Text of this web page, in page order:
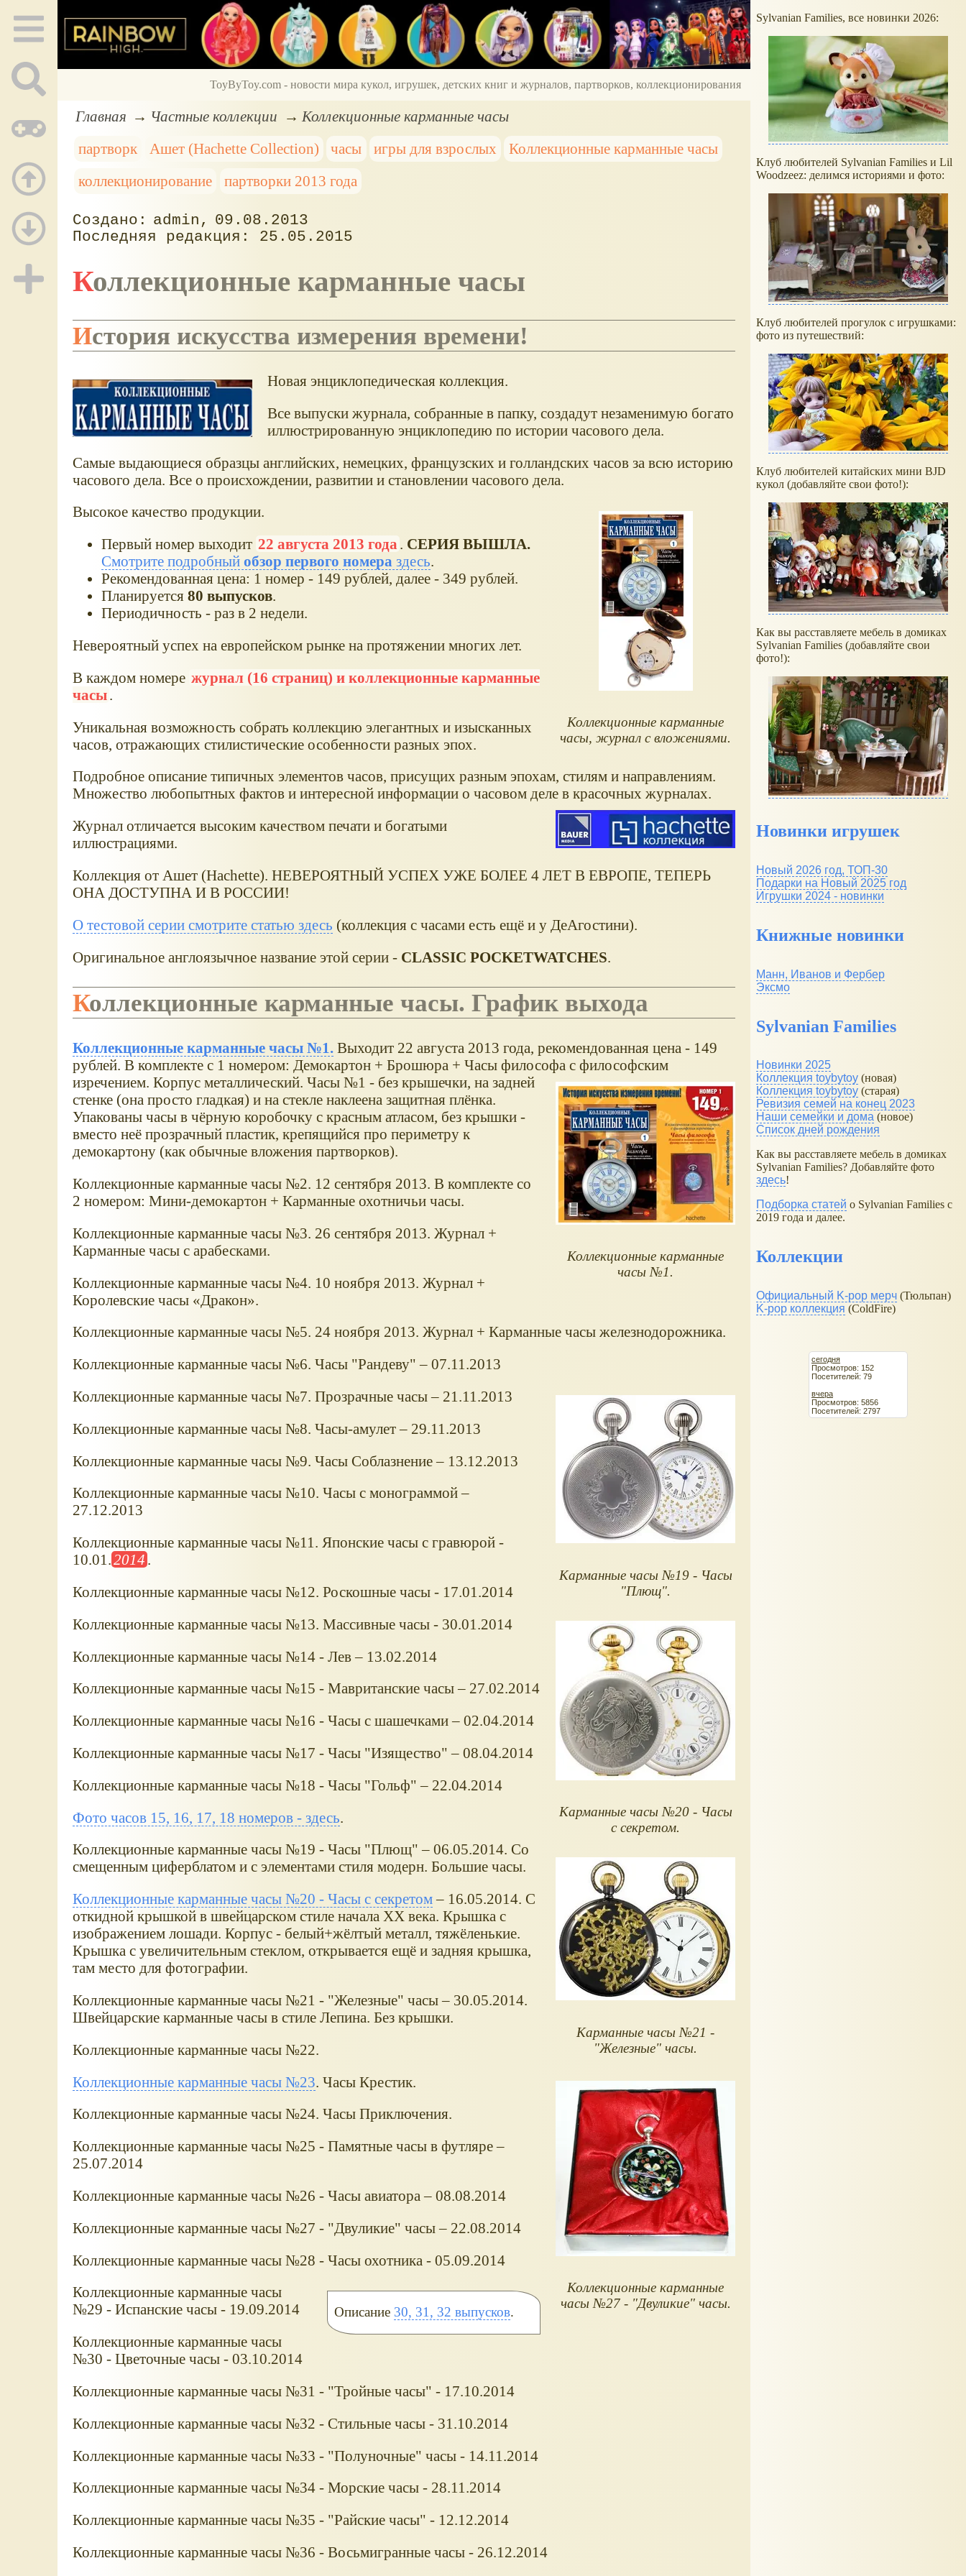
ToyByToy.com - новости мира кукол, игрушек, детских книг и журналов, партворков, коллекционирования
Главная Частные коллекции
Коллекционные карманные часы
партворк
Ашет (Hachette Collection) часы игры для взрослых
Коллекционные карманные часы
коллекционирование
партворки 2013 года
admin
09.08.2013
25.05.2015
Коллекционные карманные часы
История искусства измерения времени!
Новая энциклопедическая коллекция.
Все выпуски журнала, собранные в папку, создадут незаменимую богато
иллюстрированную энциклопедию по истории часового дела.
Самые выдающиеся образцы английских, немецких, французских и голландских часов за всю историю
часового дела. Все о происхождении, развитии и становлении часового дела.
Высокое качество продукции.
Коллекционные карманные
часы, журнал с вложениями.
Первый номер выходит 22 августа 2013 года . СЕРИЯ ВЫШЛА.
Смотрите подробный обзор первого номера здесь.
Рекомендованная цена: 1 номер - 149 рублей, далее - 349 рублей.
Планируется 80 выпусков.
Периодичность - раз в 2 недели.
Невероятный успех на европейском рынке на протяжении многих лет.
В каждом номере журнал (16 страниц) и коллекционные карманные
часы.
Уникальная возможность собрать коллекцию элегантных и изысканных
часов, отражающих стилистические особенности разных эпох.
Подробное описание типичных элементов часов, присущих разным эпохам, стилям и направлениям.
Множество любопытных фактов и интересной информации о часовом деле в красочных журналах.
Журнал отличается высоким качеством печати и богатыми
иллюстрациями.
Коллекция от Ашет (Hachette). НЕВЕРОЯТНЫЙ УСПЕХ УЖЕ БОЛЕЕ 4 ЛЕТ В ЕВРОПЕ, ТЕПЕРЬ
ОНА ДОСТУПНА И В РОССИИ!
О тестовой серии смотрите статью здесь (коллекция с часами есть ещё и у ДеАгостини).
Оригинальное англоязычное название этой серии - CLASSIC POCKETWATCHES
Коллекционные карманные часы. График выхода
Коллекционные карманные часы №1.Выходит 22 августа 2013 года, рекомендованная цена - 149
рублей. В комплекте с 1 номером: Демокартон + Брошюра + Часы философа с философским
изречением.
Коллекционные карманные
часы №1.
Корпус металлический. Часы №1 - без крышечки, на задней
стенке (она просто гладкая) и на стекле наклеена защитная плёнка.
Упакованы часы в чёрную коробочку с красным атласом, без крышки -
вместо неё прозрачный пластик, крепящийся про периметру к
демокартону (как обычные вложения партворков).
Коллекционные карманные часы №2. 12 сентября 2013. В комплекте со
2 номером: Мини-демокартон + Карманные охотничьи часы.
Коллекционные карманные часы №3. 26 сентября 2013. Журнал +
Карманные часы с арабесками.
Коллекционные карманные часы №4. 10 ноября 2013. Журнал +
Королевские часы
Дракон .
Коллекционные карманные часы №5. 24 ноября 2013. Журнал + Карманные часы железнодорожника.
Коллекционные карманные часы №6. Часы "Рандеву" – 07.11.2013
Коллекционные карманные часы №7. Прозрачные часы – 21.11.2013
Карманные часы №19 - Часы
"Плющ".
Коллекционные карманные часы №8. Часы-амулет – 29.11.2013
Коллекционные карманные часы №9. Часы Соблазнение – 13.12.2013
Коллекционные карманные часы №10. Часы с монограммой –
27.12.2013
Коллекционные карманные часы №11. Японские часы с гравюрой -
10.01.2014.
Коллекционные карманные часы №12. Роскошные часы - 17.01.2014
Карманные часы №20 - Часы
с секретом.
Коллекционные карманные часы №13. Массивные часы - 30.01.2014
Коллекционные карманные часы №14 - Лев – 13.02.2014
Коллекционные карманные часы №15 - Мавританские часы – 27.02.2014
Коллекционные карманные часы №16 - Часы с шашечками – 02.04.2014
Коллекционные карманные часы №17 - Часы "Изящество" – 08.04.2014
Коллекционные карманные часы №18 - Часы "Гольф" – 22.04.2014
Карманные часы №21 -
"Железные" часы.
Фото часов 15, 16, 17, 18 номеров - здесь
Коллекционные карманные часы №19 - Часы "Плющ" – 06.05.2014. Со
смещенным циферблатом и с элементами стиля модерн. Большие часы.
Коллекционные карманные часы №20 - Часы с секретом– 16.05.2014. С
откидной крышкой в швейцарском стиле начала ХХ века. Крышка с
изображением лошади. Корпус - белый+жёлтый металл, тяжёленькие.
Крышка с увеличительным стеклом, открывается ещё и задняя крышка,
там место для фотографии.
Коллекционные карманные часы №21 - "Железные" часы – 30.05.2014.
Швейцарские карманные часы в стиле Лепина. Без крышки.
Коллекционные карманные часы №22.
Коллекционные карманные часы №23 . Часы Крестик.
Коллекционные карманные
часы №27 - "Двуликие" часы.
Коллекционные карманные часы №24. Часы Приключения.
Коллекционные карманные часы №25 - Памятные часы в футляре –
25.07.2014
Коллекционные карманные часы №26 - Часы авиатора – 08.08.2014
Коллекционные карманные часы №27 - "Двуликие" часы – 22.08.2014
Коллекционные карманные часы №28 - Часы охотника - 05.09.2014
Описание 30, 31, 32 выпусков.
Коллекционные карманные часы
№29 - Испанские часы - 19.09.2014
Коллекционные карманные часы
№30 - Цветочные часы - 03.10.2014
Коллекционные карманные часы №31 - "Тройные часы" - 17.10.2014
Коллекционные карманные часы №32 - Стильные часы - 31.10.2014
Коллекционные карманные часы №33 - "Полуночные" часы - 14.11.2014
Коллекционные карманные часы №34 - Морские часы - 28.11.2014
Коллекционные карманные часы №35 - "Райские часы" - 12.12.2014
Коллекционные карманные часы №36 - Восьмигранные часы - 26.12.2014
Sylvanian Families, все новинки 2026:
Клуб любителей Sylvanian Families и Lil
Woodzeez: делимся историями и фото:
Клуб любителей прогулок с игрушками:
фото из путешествий:
Клуб любителей китайских мини BJD
кукол (добавляйте свои фото!):
Как вы расставляете мебель в домиках
Sylvanian Families (добавляйте свои
фото!):
Новинки игрушек
Новый 2026 год, ТОП-30
Подарки на Новый 2025 год
Игрушки 2024 - новинки
Книжные новинки
Манн, Иванов и Фербер
Эксмо
Sylvanian Families
Новинки 2025
Коллекция toybytoy (новая)
Коллекция toybytoy (старая)
Ревизия семей на конец 2023
Наши семейки и дома (новое)
Список дней рождения
Как вы расставляете мебель в домиках
Sylvanian Families? Добавляйте фото
здесь!
Подборка статей о Sylvanian Families с
2019 года и далее.
Коллекции
Официальный K-pop мерч (Тюльпан)
K-pop коллекция (ColdFire)
сегодня
Просмотров: 152
Посетителей: 79
вчера
Просмотров: 5856
Посетителей: 2797